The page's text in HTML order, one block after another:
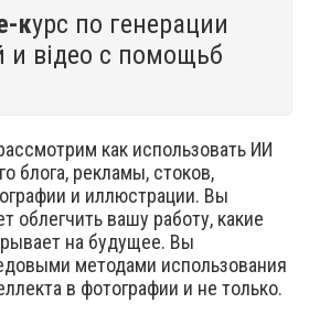
курс по генерации
и відео с помощьб
как использовать ИИ
блога, рекламы, стоков,
и иллюстрации. Вы
облегчить вашу работу, какие
на будущее. Вы
методами использования
в фотографии и не только.